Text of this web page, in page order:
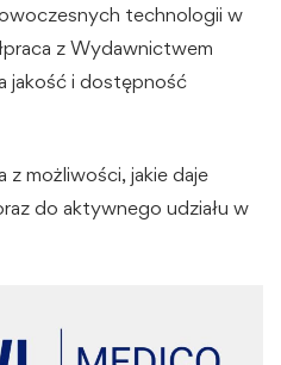
technologii w
z Wydawnictwem
jakość i dostępność
z możliwości, jakie daje
do aktywnego udziału w